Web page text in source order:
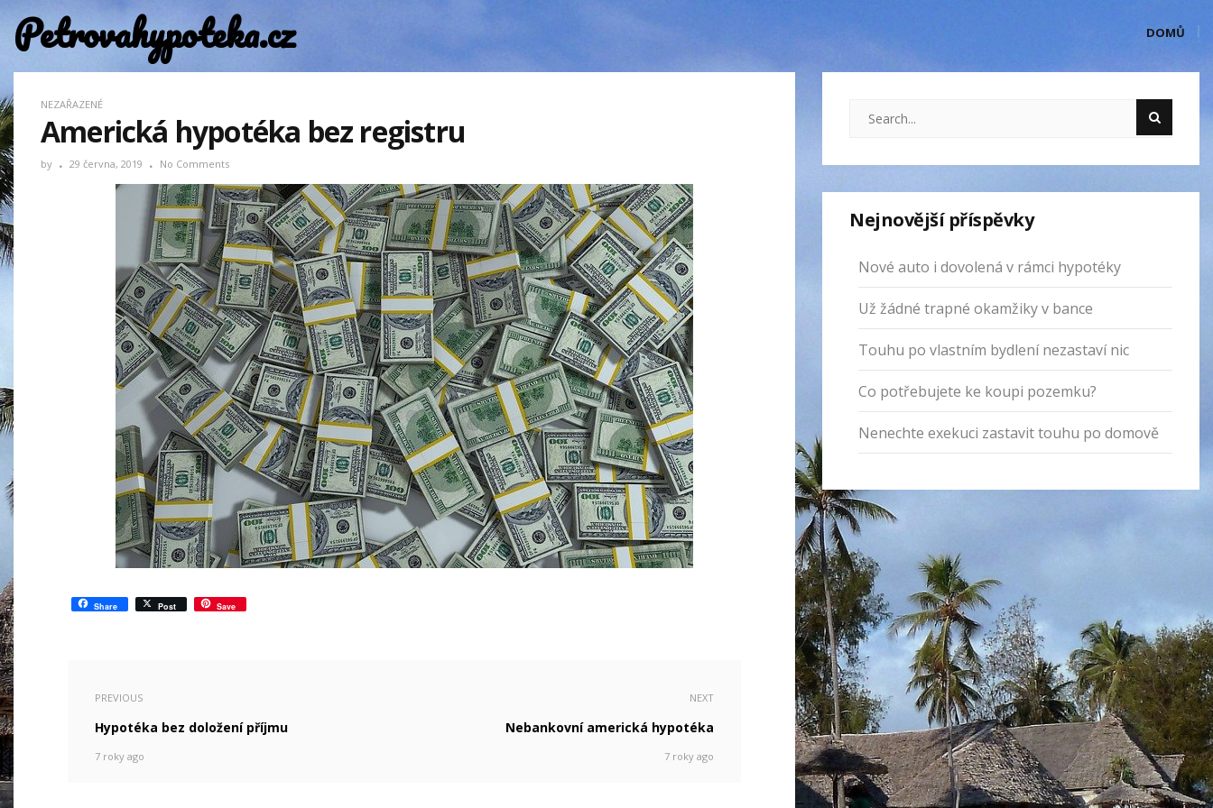
Petrovahypoteka.cz DOMŮ
NEZAŘAZENÉ
Americká hypotéka bez registru
by 29 června, 2019 No Comments
Share Post Save
PREVIOUS
Hypotéka bez doložení příjmu
7 roky ago
NEXT
Nebankovní americká hypotéka
7 roky ago
Nejnovější příspěvky
Nové auto i dovolená v rámci hypotéky
Už žádné trapné okamžiky v bance
Touhu po vlastním bydlení nezastaví nic
Co potřebujete ke koupi pozemku?
Nenechte exekuci zastavit touhu po domově